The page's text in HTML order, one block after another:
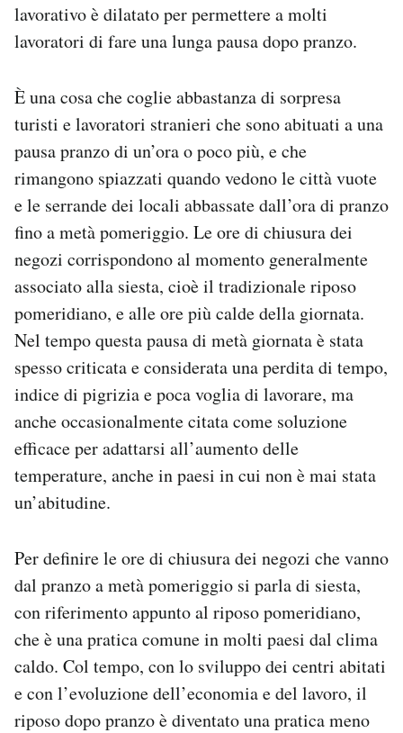
lavorativo è dilatato per permettere a molti
lavoratori di fare una lunga pausa dopo pranzo.
È una cosa che coglie abbastanza di sorpresa
turisti e lavoratori stranieri che sono abituati a una
pausa pranzo di un’ora o poco più, e che
rimangono spiazzati quando vedono le città vuote
e le serrande dei locali abbassate dall’ora di pranzo
fino a metà pomeriggio. Le ore di chiusura dei
negozi corrispondono al momento generalmente
associato alla siesta, cioè il tradizionale riposo
pomeridiano, e alle ore più calde della giornata.
Nel tempo questa pausa di metà giornata è stata
spesso criticata e considerata una perdita di tempo,
indice di pigrizia e poca voglia di lavorare, ma
anche occasionalmente citata come soluzione
efficace per adattarsi all’aumento delle
temperature, anche in paesi in cui non è mai stata
un’abitudine.
Per definire le ore di chiusura dei negozi che vanno
dal pranzo a metà pomeriggio si parla di siesta,
con riferimento appunto al riposo pomeridiano,
che è una pratica comune in molti paesi dal clima
caldo. Col tempo, con lo sviluppo dei centri abitati
e con l’evoluzione dell’economia e del lavoro, il
riposo dopo pranzo è diventato una pratica meno